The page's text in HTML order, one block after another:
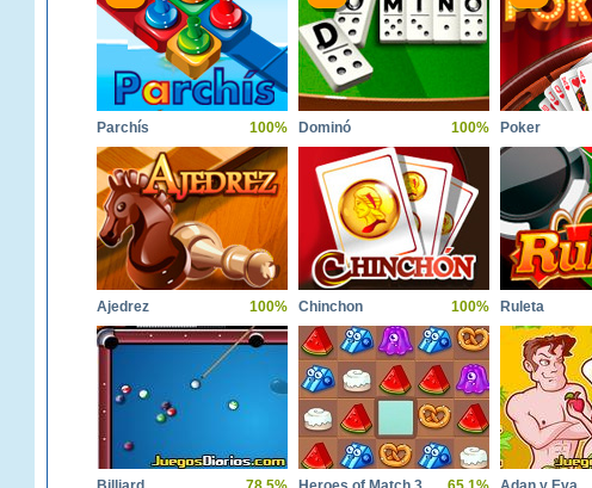
Parchís 100% Dominó 100% Poker
Ajedrez 100% Chinchon 100% Ruleta